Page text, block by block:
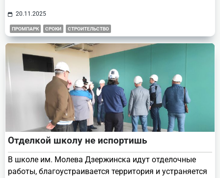
20.11.2025
ПРОМПАРК СРОКИ СТРОИТЕЛЬСТВО
Отделкой школу не испортишь
В школе им. Молева Дзержинска идут отделочные
работы, благоустраивается территория и устраняется